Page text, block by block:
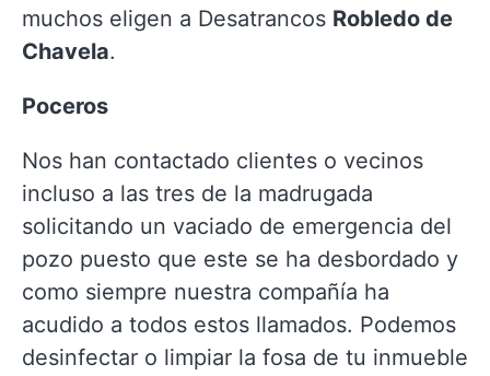
muchos eligen a Desatrancos Robledo de
Chavela.
Poceros
Nos han contactado clientes o vecinos
incluso a las tres de la madrugada
solicitando un vaciado de emergencia del
pozo puesto que este se ha desbordado y
como siempre nuestra compañía ha
acudido a todos estos llamados. Podemos
desinfectar o limpiar la fosa de tu inmueble